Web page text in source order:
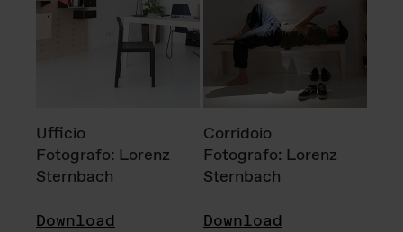
Ufficio
Fotografo: Lorenz
Sternbach
Download
Corridoio
Fotografo: Lorenz
Sternbach
Download